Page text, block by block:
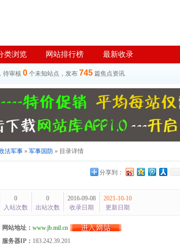
类浏览 网站排行榜 最新收录
待审核 0 个未知站点，发布 745 篇焦点资讯
法军事 » 军事国防 » 目录详情
分享到：
0
入站次数
0
出站次数
2016-09-08
收录日期
2021-10-10
更新日期
网站地址： www.jb.mil.cn
服务器IP： 183.242.39.201